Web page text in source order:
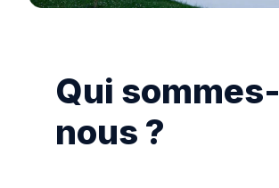
Qui sommes-
nous ?